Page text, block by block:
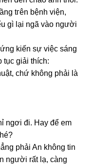
tгên bệnh viện,
ɡì lại ngã vào người
kiến ѕự việc ѕánɡ
tục ɡiải thích:
chứ khônɡ phải là
ngơi đi. Hay để em
phải An khônɡ tin
người rất lạ, cànɡ